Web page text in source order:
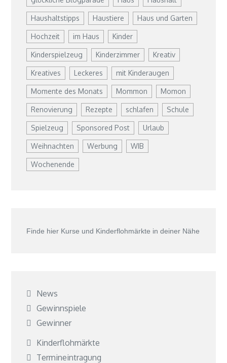
Haushaltstipps Haustiere Haus und Garten
Hochzeit im Haus Kinder
Kinderspielzeug Kinderzimmer Kreativ
Kreatives Leckeres mit Kinderaugen
Momente des Monats Mommon Momon
Renovierung Rezepte schlafen Schule
Spielzeug Sponsored Post Urlaub
Weihnachten Werbung WIB
Wochenende
Finde hier Kurse und Kinderflohmärkte in deiner Nähe
News
Gewinnspiele
Gewinner
Kinderflohmärkte
Termineintragung